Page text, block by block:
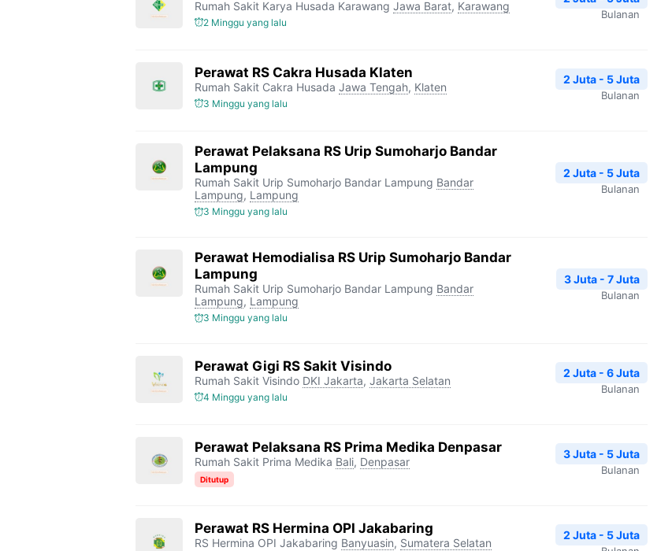
Rumah Sakit Karya Husada Karawang Jawa Barat, Karawang
2 Minggu yang lalu
Bulanan
Perawat RS Cakra Husada Klaten
Rumah Sakit Cakra Husada Jawa Tengah, Klaten
3 Minggu yang lalu
2 Juta - 5 Juta
Bulanan
Perawat Pelaksana RS Urip Sumoharjo Bandar
Lampung
Rumah Sakit Urip Sumoharjo Bandar Lampung Bandar
Lampung, Lampung
3 Minggu yang lalu
2 Juta - 5 Juta
Bulanan
Perawat Hemodialisa RS Urip Sumoharjo Bandar
Lampung
Rumah Sakit Urip Sumoharjo Bandar Lampung Bandar
Lampung, Lampung
3 Minggu yang lalu
3 Juta - 7 Juta
Bulanan
Perawat Gigi RS Sakit Visindo
Rumah Sakit Visindo DKI Jakarta, Jakarta Selatan
4 Minggu yang lalu
2 Juta - 6 Juta
Bulanan
Perawat Pelaksana RS Prima Medika Denpasar
Rumah Sakit Prima Medika Bali, Denpasar
Ditutup
3 Juta - 5 Juta
Bulanan
Perawat RS Hermina OPI Jakabaring
RS Hermina OPI Jakabaring Banyuasin, Sumatera Selatan
2 Juta - 5 Juta